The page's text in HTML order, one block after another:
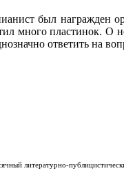
был награжден
много пластинок.
ответить на
литературно-